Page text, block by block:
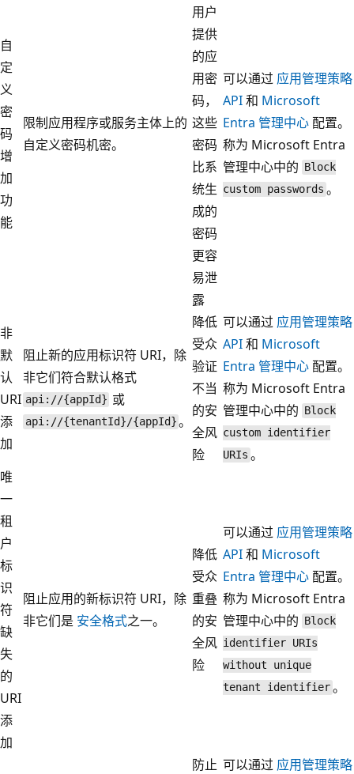
自
定
义
密
码
增
加
功
能
限制应用程序或服务主体上的
自定义密码机密。
用户
提供
的应
用密
码，
这些
密码
比系
统生
成的
密码
更容
易泄
露
可以通过 应用管理策略
API和 Microsoft
Entra 管理中心 配置。
称为 Microsoft Entra
管理中心中的 Block
custom passwords 。
非
默
认
URI
添
加
阻止新的应用标识符 URI，除
非它们符合默认格式
api://{appId} 或
api://{tenantId}/{appId} 。
降低
受众
验证
不当
的安
全风
险
可以通过 应用管理策略
API和 Microsoft
Entra 管理中心 配置。
称为 Microsoft Entra
管理中心中的 Block
custom identifier
URIs 。
唯
一
租
户
标
识
符
缺
失
的
URI
添
加
阻止应用的新标识符 URI，除
非它们是 安全格式之一。
降低
受众
重叠
的安
全风
险
可以通过 应用管理策略
API和 Microsoft
Entra 管理中心 配置。
称为 Microsoft Entra
管理中心中的 Block
identifier URIs
without unique
tenant identifier。
防止 可以通过 应用管理策略